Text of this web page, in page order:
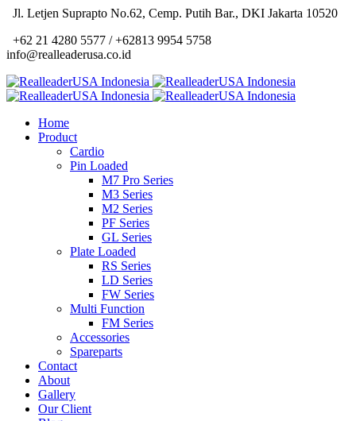
Jl. Letjen Suprapto No.62, Cemp. Putih Bar., DKI Jakarta 10520
+62 21 4280 5577 / +62813 9954 5758
info@realleaderusa.co.id
Home
Product
Cardio
Pin Loaded
M7 Pro Series
M3 Series
M2 Series
PF Series
GL Series
Plate Loaded
RS Series
LD Series
FW Series
Multi Function
FM Series
Accessories
Spareparts
Contact
About
Gallery
Our Client